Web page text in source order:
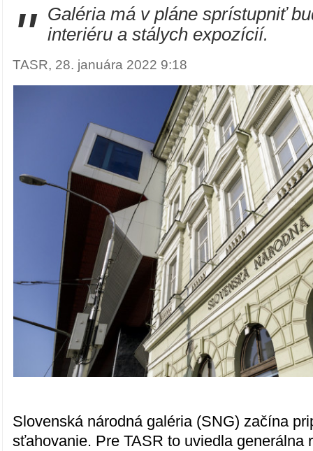
"
Galéria má v pláne sprístupniť
interiéru a stálych expozícií.
TASR, 28. januára 2022 9:18
Slovenská národná galéria (SNG) začína
sťahovanie. Pre TASR to uviedla generálna